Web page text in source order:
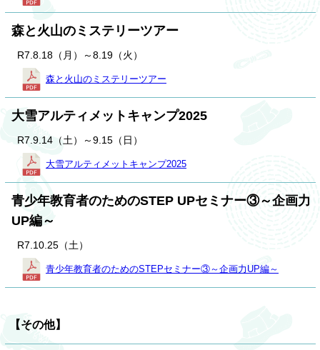
森と火山のミステリーツアー
R7.8.18（月）～8.19（火）
森と火山のミステリーツアー
大雪アルティメットキャンプ2025
R7.9.14（土）～9.15（日）
大雪アルティメットキャンプ2025
青少年教育者のためのSTEP UPセミナー③～企画力
UP編～
R7.10.25（土）
青少年教育者のためのSTEPセミナー③～企画力UP編～
【その他】